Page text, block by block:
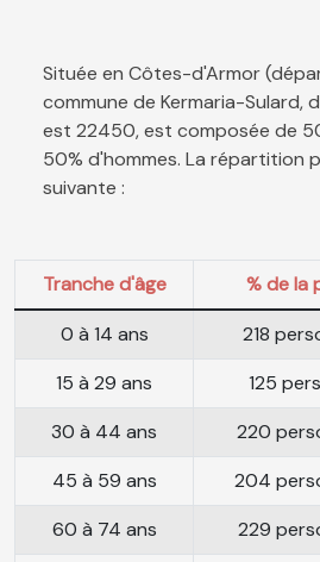
Située en Côtes-d'Armor
commune de Kermaria-Sulard,
est 22450, est composée de
50% d'hommes. La répartition
suivante :
Tranche d'âge
% de la
0 à 14 ans
218
15 à 29 ans
125
30 à 44 ans
220
45 à 59 ans
204
60 à 74 ans
229